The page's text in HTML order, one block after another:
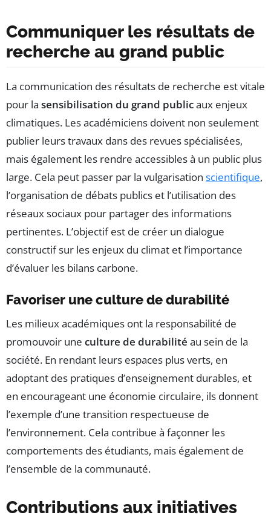
Communiquer les résultats de
recherche au grand public
La communication des résultats de recherche est vitale
pour la sensibilisation du grand publicaux enjeux
climatiques. Les académiciens doivent non seulement
publier leurs travaux dans des revues spécialisées,
mais également les rendre accessibles à un public plus
large. Cela peut passer par la vulgarisation scientifique,
l’organisation de débats publics et l’utilisation des
réseaux sociaux pour partager des informations
pertinentes. L’objectif est de créer un dialogue
constructif sur les enjeux du climat et l’importance
d’évaluer les bilans carbone.
Favoriser une culture de durabilité
Les milieux académiques ont la responsabilité de
promouvoir une culture de durabilité au sein de la
société. En rendant leurs espaces plus verts, en
adoptant des pratiques d’enseignement durables, et
en encourageant une économie circulaire, ils donnent
l’exemple d’une transition respectueuse de
l’environnement. Cela contribue à façonner les
comportements des étudiants, mais également de
l’ensemble de la communauté.
Contributions aux initiatives